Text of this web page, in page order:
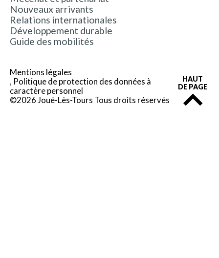
Nouveaux arrivants
Relations internationales
Développement durable
Guide des mobilités
Mentions légales
Politique de protection des données à
caractère personnel
©2026 Joué-Lès-Tours Tous droits réservés
HAUT
DE PAGE